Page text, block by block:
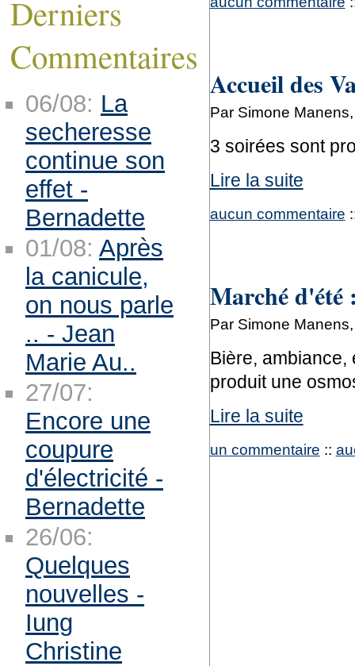
Accueil des
Par Simone
3 soirées sont
Lire la suite
aucun commentaire
Marché d'été
Par Simone
Bière, ambiance,
produit une
Lire la suite
un commentaire ::
Derniers
Commentaires
06/08: La
secheresse
continue son
effet -
Bernadette
01/08: Après
la canicule,
on nous parle
.. - Jean
Marie Au..
27/07:
Encore une
coupure
d'électricité -
Bernadette
26/06:
Quelques
nouvelles -
Iung
Christine